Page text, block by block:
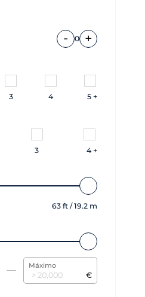
- 0 +
3 4 5 +
3 4 +
63 ft /19.2 m
Máximo
€